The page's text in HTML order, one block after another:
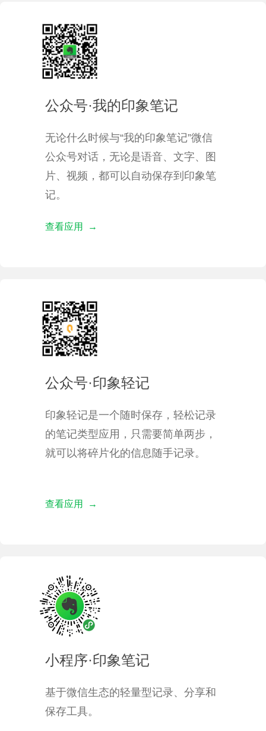
公众号·我的印象笔记
无论什么时候与“我的印象笔记”微信
公众号对话，无论是语音、文字、图
片、视频，都可以自动保存到印象笔
记。
查看应用 →
公众号·印象轻记
印象轻记是一个随时保存，轻松记录
的笔记类型应用，只需要简单两步，
就可以将碎片化的信息随手记录。
查看应用 →
小程序·印象笔记
基于微信生态的轻量型记录、分享和
保存工具。